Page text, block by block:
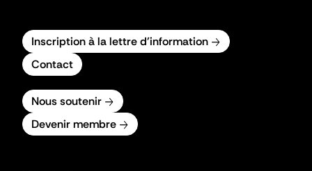
Inscription à la lettre d'information
Contact
Nous soutenir
Devenir membre